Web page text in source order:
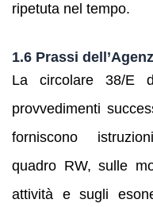
ripetuta nel tempo.
1.6 Prassi
La circolare 38/E
provvedimenti
forniscono
quadro RW, sulle
attività e sugli